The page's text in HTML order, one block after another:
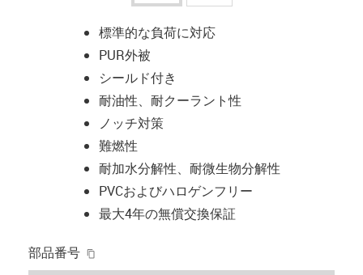
標準的な負荷に対応
PUR外被
シールド付き
耐油性、耐クーラント性
ノッチ対策
難燃性
耐加水分解性、耐微生物分解性
PVCおよびハロゲンフリー
最大4年の無償交換保証
部品番号